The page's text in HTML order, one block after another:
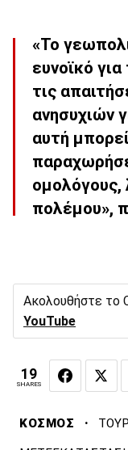
«Το
ευνοϊκό
τις
ανησυχιών
αυτή
ομολόγους,
πολέμου»,
Ακολουθήστε το
YouTube
19
SHARES
ΚΟΣΜΟΣ ·